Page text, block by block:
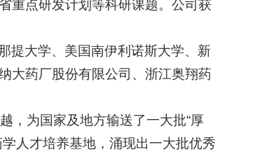
重点研发计划等科研课题。公司获
提大学、美国南伊利诺斯大学、新
大药厂股份有限公司、浙江奥翔药
，为国家及地方输送了一大批“厚
人才培养基地，涌现出一大批优秀